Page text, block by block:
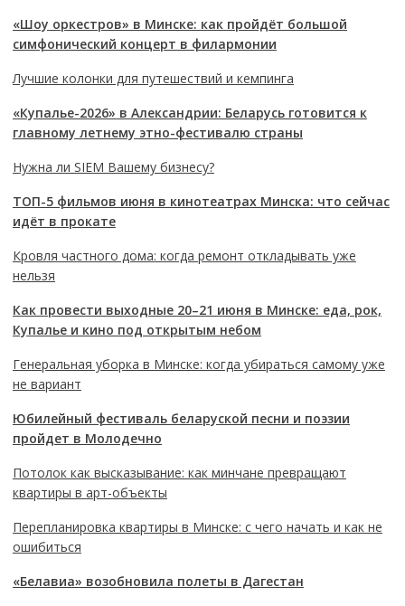
«Шоу оркестров» в Минске: как пройдёт большой
симфонический концерт в филармонии
Лучшие колонки для путешествий и кемпинга
«Купалье-2026» в Александрии: Беларусь готовится к
главному летнему этно-фестивалю страны
Нужна ли SIEM Вашему бизнесу?
ТОП-5 фильмов июня в кинотеатрах Минска: что сейчас
идёт в прокате
Кровля частного дома: когда ремонт откладывать уже
нельзя
Как провести выходные 20–21 июня в Минске: еда, рок,
Купалье и кино под открытым небом
Генеральная уборка в Минске: когда убираться самому уже
не вариант
Юбилейный фестиваль беларуской песни и поэзии
пройдет в Молодечно
Потолок как высказывание: как минчане превращают
квартиры в арт-объекты
Перепланировка квартиры в Минске: с чего начать и как не
ошибиться
«Белавиа» возобновила полеты в Дагестан